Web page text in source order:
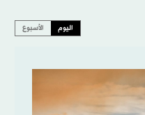
اليوم الأسبوع